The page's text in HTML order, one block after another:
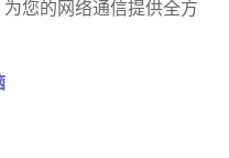
您的网络通信提供全方